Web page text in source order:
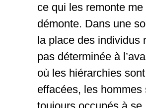
ce qui les remonte me
démonte. Dans une
la place des individus
pas déterminée à
où les hiérarchies sont
effacées, les hommes